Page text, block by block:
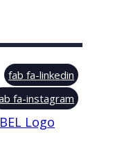
fab fa-linkedin
fa-instagram